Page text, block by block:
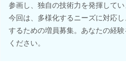
参画し、独自の技術力を発揮してい
今回は、多様化するニーズに対応
するための増員募集。あなたの経
ください。